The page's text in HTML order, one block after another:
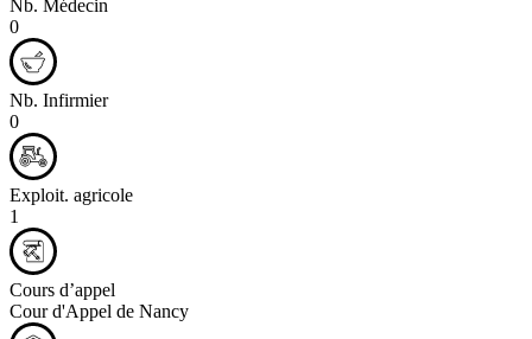
Nb. Médecin
0
Nb. Infirmier
0
Exploit. agricole
1
Cours d’appel
Cour d'Appel de Nancy